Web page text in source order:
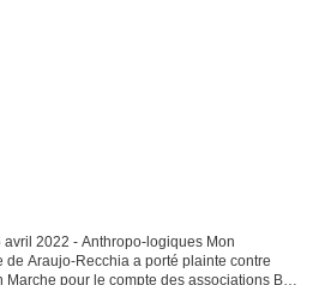
2022 - Anthropo-logiques Mon
Araujo-Recchia a porté plainte contre
pour le compte des associations Bon